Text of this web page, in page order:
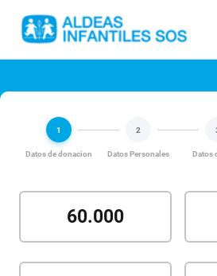
1
Datos de donacion
2
Datos Personales Datos
60.000